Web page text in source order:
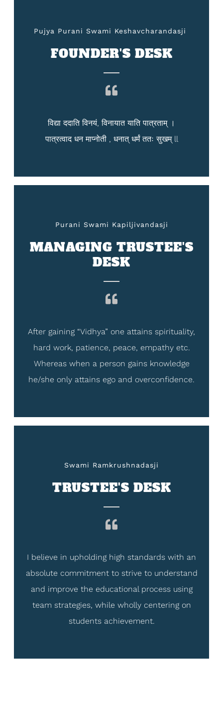
Pujya Purani Swami Keshavcharandasji ​
FOUNDER'S DESK
विद्या ददाति विनयं, विनायात याति पात्रताम् ।
पात्रत्वाद धन माप्नोती , धनात् धर्मं ततः सुखम् ll
Purani Swami Kapiljivandasji
MANAGING TRUSTEE'S
DESK
After gaining “Vidhya” one attains spirituality,
hard work, patience, peace, empathy etc.
Whereas when a person gains knowledge
he/she only attains ego and overconfidence.
Swami Ramkrushnadasji
TRUSTEE'S DESK
I believe in upholding high standards with an
absolute commitment to strive to understand
and improve the educational process using
team strategies, while wholly centering on
students achievement.